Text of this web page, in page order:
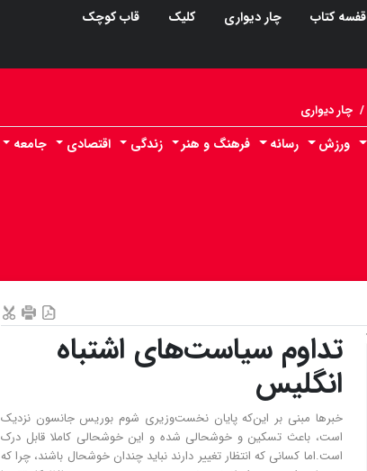
قفسه کتاب چار دیواری کلیک
قاب کوچک
/ چار دیواری
ورزش رسانه فرهنگ و هنر زندگی اقتصادی جامعه
تداوم سیاست‌های اشتباه‌
انگلیس
خبرها مبنی بر این‌که پایان نخست‌وزیری شوم بوریس جانسون نزدیک
است، باعث تسکین و خوشحالی شده و این خوشحالی کاملا قابل درک
است.اما کسانی که انتظار تغییر دارند نباید چندان خوشحال باشند، چرا که